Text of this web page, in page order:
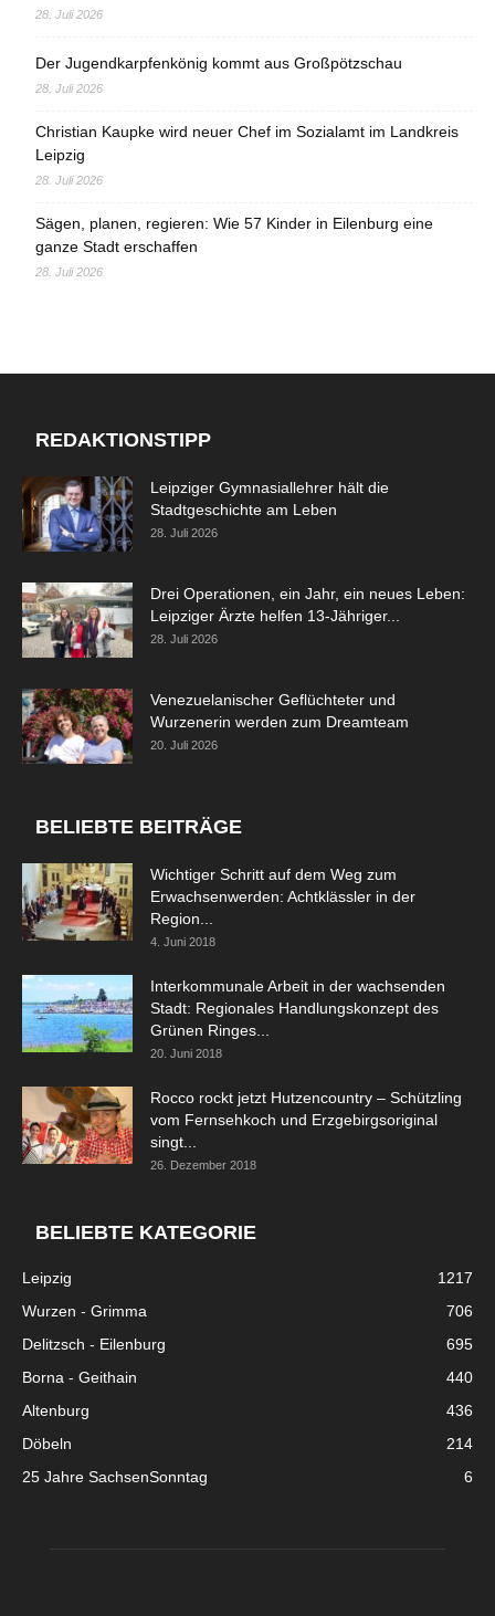
28. Juli 2026
Der Jugendkarpfenkönig kommt aus Großpötzschau
28. Juli 2026
Christian Kaupke wird neuer Chef im Sozialamt im Landkreis
Leipzig
28. Juli 2026
Sägen, planen, regieren: Wie 57 Kinder in Eilenburg eine
ganze Stadt erschaffen
28. Juli 2026
REDAKTIONSTIPP
Leipziger Gymnasiallehrer hält die
Stadtgeschichte am Leben
28. Juli 2026
Drei Operationen, ein Jahr, ein neues Leben:
Leipziger Ärzte helfen 13-Jähriger...
28. Juli 2026
Venezuelanischer Geflüchteter und
Wurzenerin werden zum Dreamteam
20. Juli 2026
BELIEBTE BEITRÄGE
Wichtiger Schritt auf dem Weg zum
Erwachsenwerden: Achtklässler in der
Region...
4. Juni 2018
Interkommunale Arbeit in der wachsenden
Stadt: Regionales Handlungskonzept des
Grünen Ringes...
20. Juni 2018
Rocco rockt jetzt Hutzencountry – Schützling
vom Fernsehkoch und Erzgebirgsoriginal
singt...
26. Dezember 2018
BELIEBTE KATEGORIE
Leipzig
1217
Wurzen - Grimma
706
Delitzsch - Eilenburg
695
Borna - Geithain
440
Altenburg
436
Döbeln
214
25 Jahre SachsenSonntag
6